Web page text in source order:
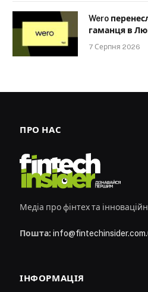
Wero
гаманця в
7 Серпня 2026
ПРО НАС
Медіа про фінтех та
Пошта:
ІНФОРМАЦІЯ